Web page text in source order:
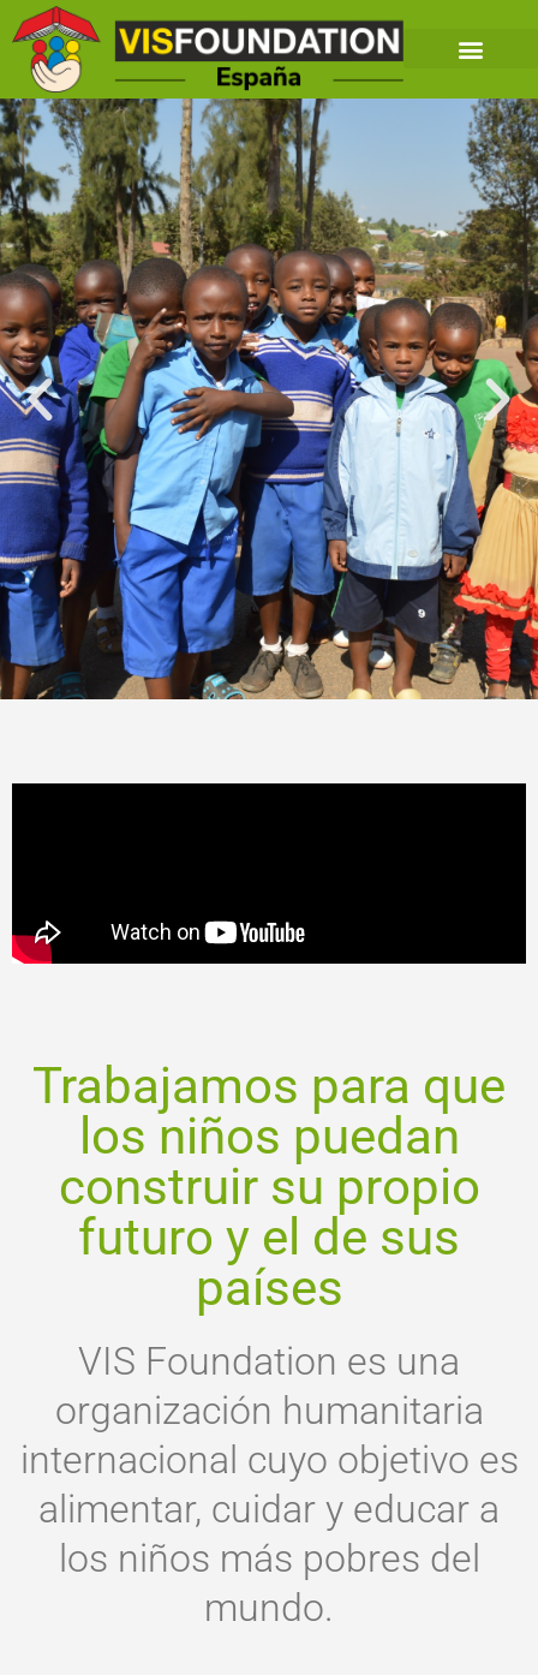
LOS NIÑOS MÁS POBRES DE
niñas y les aseguramos que vayan al colegio ofreciéndoles
todo lo necesario para hacerlo. Necesitamos 2.000 euros al
Trabajamos para que
los niños puedan
construir su propio
futuro y el de sus
países
VIS Foundation es una
organización humanitaria
internacional cuyo objetivo es
alimentar, cuidar y educar a
los niños más pobres del
mundo.